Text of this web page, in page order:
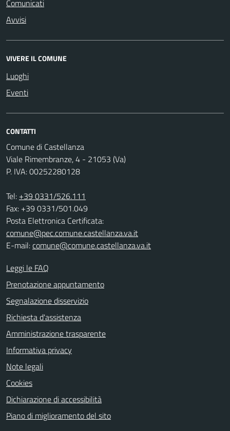
Comunicati
Avvisi
VIVERE IL COMUNE
Luoghi
Eventi
CONTATTI
Comune di Castellanza
Viale Rimembranze, 4 - 21053 (Va)
P. IVA: 00252280128
Tel: +39 0331/526.111
Fax: +39 0331/501.049
Posta Elettronica Certificata:
comune@pec.comune.castellanza.va.it
E-mail:comune@comune.castellanza.va.it
Leggi le FAQ
Prenotazione appuntamento
Segnalazione disservizio
Richiesta d'assistenza
Amministrazione trasparente
Informativa privacy
Note legali
Cookies
Dichiarazione di accessibilità
Piano di miglioramento del sito